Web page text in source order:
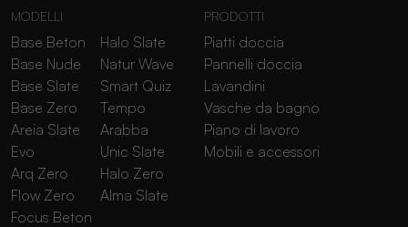
MODELLI
Base Beton
Base Nude
Base Slate
Base Zero
Areia Slate
Evo
Arq Zero
Flow Zero
Focus Beton
Halo Slate
Natur Wave
Smart Quiz
Tempo
Arabba
Unic Slate
Halo Zero
Alma Slate
PRODOTTI
Piatti doccia
Pannelli doccia
Lavandini
Vasche da bagno
Piano di lavoro
Mobili e accessori